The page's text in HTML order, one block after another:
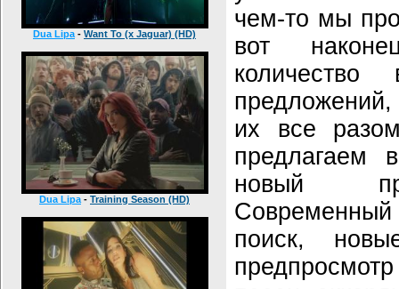
Dua Lipa - Want To (x Jaguar) (HD)
Dua Lipa - Training Season (HD)
чем-то мы
вот
их все
предлагаем
новый
поиск,